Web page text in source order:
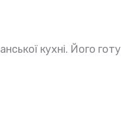
кухні. Його